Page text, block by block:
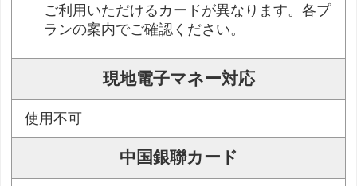
ご利用いただけるカードが異なります。各プ
ランの案内でご確認ください。
現地電子マネー対応
使用不可
中国銀聯カード